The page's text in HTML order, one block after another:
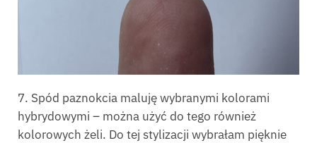
7. Spód paznokcia maluję wybranymi kolorami
hybrydowymi – można użyć do tego również
kolorowych żeli. Do tej stylizacji wybrałam pięknie